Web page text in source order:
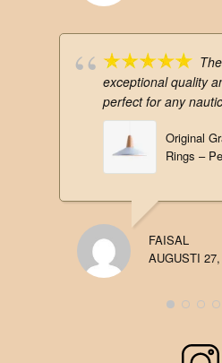
exceptional quality
perfect for any
Original
Rings –
FAISAL
AUGUSTI